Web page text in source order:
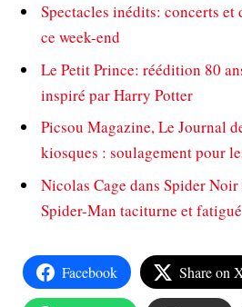
Spectacles inédits: concerts et
ce week-end
Le Petit Prince: réédition 80
inspiré par Harry Potter
Picsou Magazine, Le Journal
kiosques : soulagement pour
Nicolas Cage dans Spider
Spider-Man taciturne et fatigué
Facebook Share on